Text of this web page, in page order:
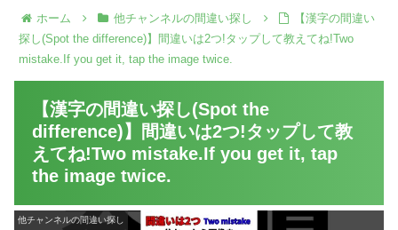
ホーム 他チャンネルの間違い探し
【漢字の間違い
探し(Spot the difference)】間違いは2つ!タップして教えてね!Two
mistake.If you get it, tap the image twice.
【漢字の間違い探し(Spot the
difference)】間違いは2つ!タップして教
えてね!Two mistake.If you get it, tap
the image twice.
他チャンネルの間違い探し